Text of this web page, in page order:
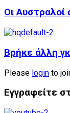
Οι Αυστραλοί
Βρήκε άλλη
Please login to
Εγγραφείτε